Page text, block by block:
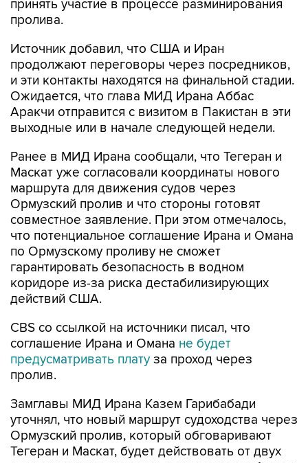
Источник добавил, что США и Иран
и эти контакты находятся на финальной стадии.
Ожидается, что глава МИД Ирана Аббас
Аракчи отправится с визитом в Пакистан в эти
выходные или в начале следующей недели.
Ранее в МИД Ирана сообщали, что Тегеран и
маршрута для движения судов через
Ормузский пролив и что стороны готовят
совместное заявление. При этом отмечалось,
что потенциальное соглашение Ирана и Омана
по Ормузскому проливу не сможет
гарантировать безопасность в водном
коридоре из-за риска дестабилизирующих
действий США.
CBS со ссылкой на источники писал, что
предусматривать платуза проход через
пролив.
Замглавы МИД Ирана Казем Гарибабади
Ормузский пролив, который обговаривают
Тегеран и Маскат, будет действовать от двух
до четырех месяцев или, если это потребуется,
дольше.